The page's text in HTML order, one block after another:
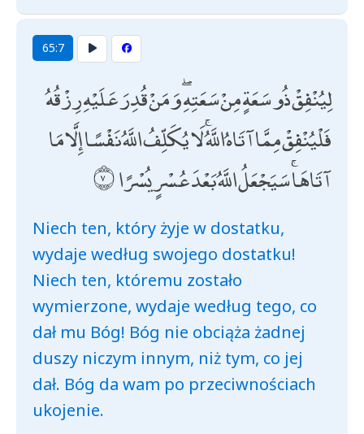
65:7
لِيُنْفِقْ ذُو سَعَةٍ مِنْ سَعَتِهِ ۖ وَمَنْ قُدِرَ عَلَيْهِ رِزْقُهُ
فَلْيُنْفِقْ مِمَّا آتَاهُ اللَّهُ ۚ لَا يُكَلِّفُ اللَّهُ نَفْسًا إِلَّا مَا
آتَاهَا ۚ سَيَجْعَلُ اللَّهُ بَعْدَ عُسْرٍ يُسْرًا
Niech ten, który żyje w dostatku,
wydaje według swojego dostatku!
Niech ten, któremu zostało
wymierzone, wydaje według tego, co
dał mu Bóg! Bóg nie obciąża żadnej
duszy niczym innym, niż tym, co jej
dał. Bóg da wam po przeciwnościach
ukojenie.